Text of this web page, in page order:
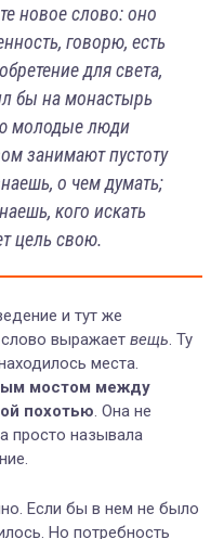
новое слово: оно
говорю, есть
для света,
бы на монастырь
молодые люди
занимают пустоту
о чем думать;
кого искать
цель свою.
и тут же
выражает вещь. Ту
места.
мостом между
похотью. Она не
просто называла
Если бы в нем не было
Но потребность